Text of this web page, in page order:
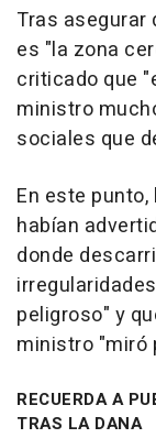
Tras asegurar
es "la zona
criticado que
ministro
sociales que
En este
habían
donde
peligroso" y
ministro "miró
RECUERDA A
TRAS LA DANA